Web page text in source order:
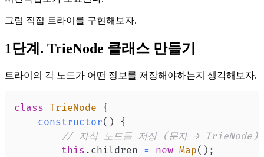
그럼 직접 트라이를 구현해보자.
1단계. TrieNode 클래스 만들기
트라이의 각 노드가 어떤 정보를 저장해야하는지 생각해보자.
class TrieNode
{
constructor( )
{
// 자식 노드들 저장 (문자 → TrieNode)
this . children = new Map( ) ;